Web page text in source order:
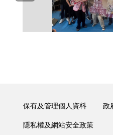
保有及管理個人資料 政
隱私權及網站安全政策